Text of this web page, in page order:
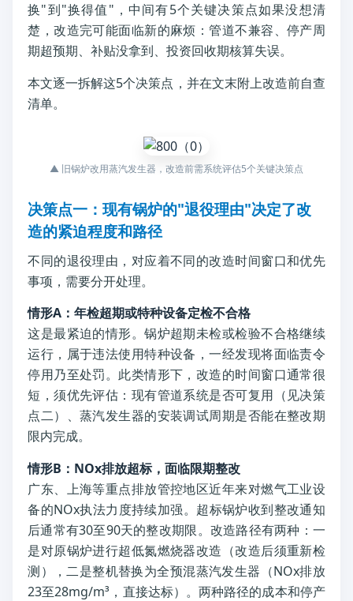
换"到"换得值"，中间有5个关键决策点如果没想清
楚，改造完可能面临新的麻烦：管道不兼容、停产周
期超预期、补贴没拿到、投资回收期核算失误。
本文逐一拆解这5个决策点，并在文末附上改造前自查
清单。
▲ 旧锅炉改用蒸汽发生器，改造前需系统评估5个关键决策点
决策点一：现有锅炉的"退役理由"决定了改
造的紧迫程度和路径
不同的退役理由，对应着不同的改造时间窗口和优先
事项，需要分开处理。
情形A：年检超期或特种设备定检不合格
这是最紧迫的情形。锅炉超期未检或检验不合格继续
运行，属于违法使用特种设备，一经发现将面临责令
停用乃至处罚。此类情形下，改造的时间窗口通常很
短，须优先评估：现有管道系统是否可复用（见决策
点二）、蒸汽发生器的安装调试周期是否能在整改期
限内完成。
情形B：NOx排放超标，面临限期整改
广东、上海等重点排放管控地区近年来对燃气工业设
备的NOx执法力度持续加强。超标锅炉收到整改通知
后通常有30至90天的整改期限。改造路径有两种：一
是对原锅炉进行超低氮燃烧器改造（改造后须重新检
测），二是整机替换为全预混蒸汽发生器（NOx排放
23至28mg/m³，直接达标）。两种路径的成本和停产